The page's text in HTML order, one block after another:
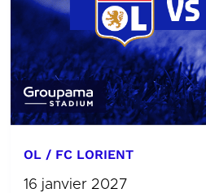
OL / FC LORIENT
16 janvier 2027